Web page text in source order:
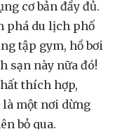
cơ bản đầy đủ.
phá du lịch phố
tập gym, hồ bơi
sạn này nữa đó!
thích hợp,
là một nơi dừng
bỏ qua.